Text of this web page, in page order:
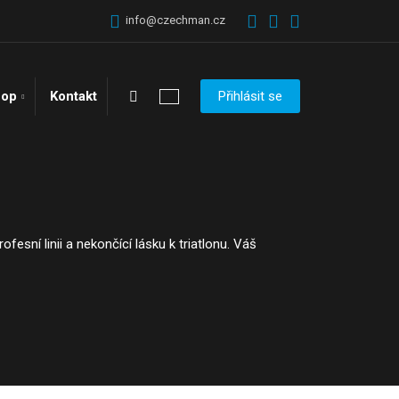
info@czechman.cz
Kontakt Vyhledávání Přihlásit se
linii a nekončící lásku k triatlonu. Váš